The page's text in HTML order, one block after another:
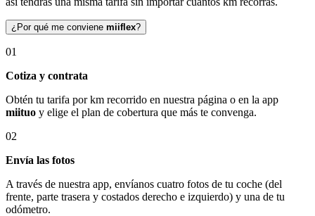
¿Por qué me conviene miiflex?
01
Cotiza y contrata
Obtén tu tarifa por km recorrido en nuestra página o en la app
miituo y elige el plan de cobertura que más te convenga.
02
Envía las fotos
A través de nuestra app, envíanos cuatro fotos de tu coche (del
frente, parte trasera y costados derecho e izquierdo) y una de tu
odómetro.